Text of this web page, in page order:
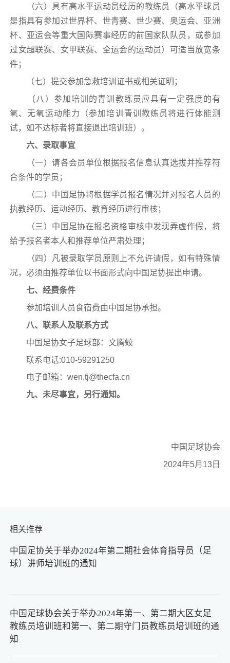
（六）具有高水平运动员经历的教练员（高水平球员
是指具有参加过世界杯、世青赛、世少赛、奥运会、亚洲
杯、亚运会等重大国际赛事经历的前国家队队员，或参加
过女超联赛、女甲联赛、全运会的运动员）可适当放宽条
件；
（七）提交参加急救培训证书或相关证明；
（八）参加培训的青训教练员应具有一定强度的有
氧、无氧运动能力（参加培训青训教练员将进行体能测
试，如不达标者将直接退出培训班）。
六、录取事宜
（一）请各会员单位根据报名信息认真选拔并推荐符
合条件的学员；
（二）中国足协将根据学员报名情况并对报名人员的
执教经历、运动经历、教育经历进行审核；
（三）中国足协在报名资格审核中发现弄虚作假，将
给予报名者本人和推荐单位严肃处理；
（四）凡被录取学员原则上不允许请假，如有特殊情
况，必须由推荐单位以书面形式向中国足协提出申请。
七、经费条件
参加培训人员食宿费由中国足协承担。
八、联系人及联系方式
中国足协女子足球部：文腾蛟
联系电话:010-59291250
电子邮箱：wen.tj@thecfa.cn
九、未尽事宜，另行通知。
中国足球协会
2024年5月13日
相关推荐
中国足协关于举办2024年第二期社会体育指导员（足
球）讲师培训班的通知
中国足球协会关于举办2024年第一、第二期大区女足
教练员培训班和第一、第二期守门员教练员培训班的通
知